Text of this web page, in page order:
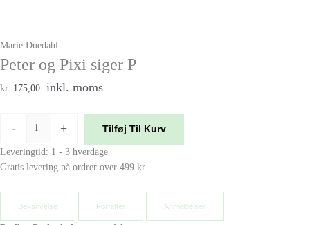
Marie Duedahl
Peter og Pixi siger P
kr. 175,00 inkl. moms
- + Tilføj Til Kurv
Leveringtid: 1 - 3 hverdage
Gratis levering på ordrer over 499 kr.
Beksrivelse Forfatter Anmeldelser